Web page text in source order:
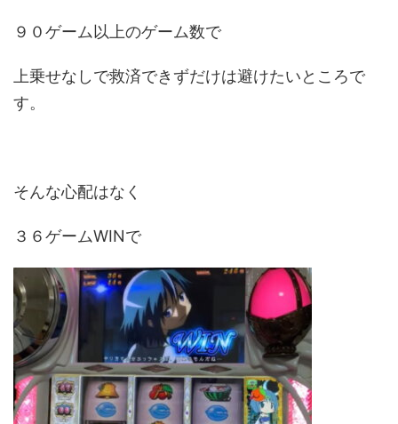
９０ゲーム以上のゲーム数で
上乗せなしで救済できずだけは避けたいところで
す。
そんな心配はなく
３６ゲームWINで